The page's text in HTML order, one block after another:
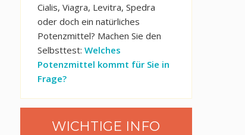
Cialis, Viagra, Levitra, Spedra
oder doch ein natürliches
Potenzmittel? Machen Sie den
Selbsttest:Welches
Potenzmittel kommt für Sie in
Frage?
WICHTIGE INFO